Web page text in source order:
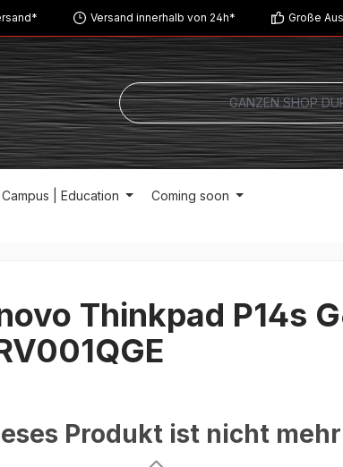
Versand innerhalb von 24h* Große
Campus | Education Coming soon
Thinkpad P14s
Produkt ist nicht